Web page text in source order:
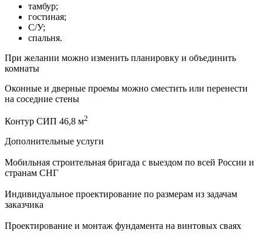
тамбур;
гостиная;
С/У;
спальня.
При желании можно изменить планировку и объединить
комнаты
Оконные и дверные проемы можно сместить или перенести
на соседние стены
Контур СИП 46,8 м2
Дополнительные услуги
Мобильная строительная бригада с выездом по всей России и
странам СНГ
Индивидуальное проектирование по размерам из задачам
заказчика
Проектирование и монтаж фундамента на винтовых сваях